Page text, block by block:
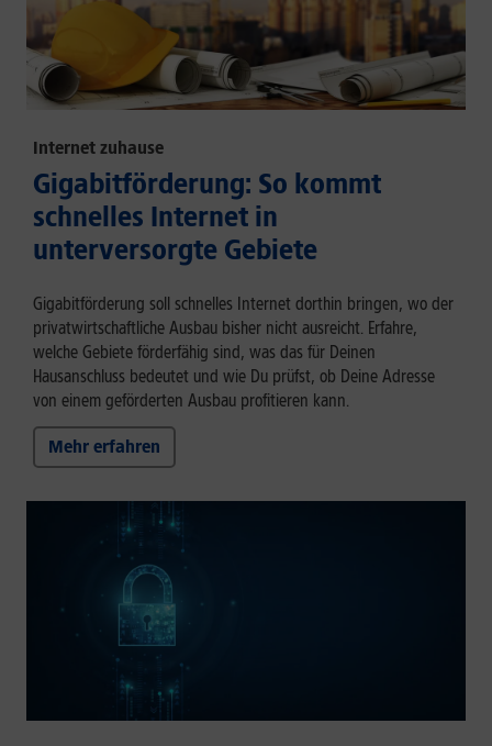
Internet zuhause
Gigabitförderung: So kommt
schnelles Internet in
unterversorgte Gebiete
Gigabitförderung soll schnelles Internet dorthin bringen, wo der
privatwirtschaftliche Ausbau bisher nicht ausreicht. Erfahre,
welche Gebiete förderfähig sind, was das für Deinen
Hausanschluss bedeutet und wie Du prüfst, ob Deine Adresse
von einem geförderten Ausbau profitieren kann.
Mehr erfahren